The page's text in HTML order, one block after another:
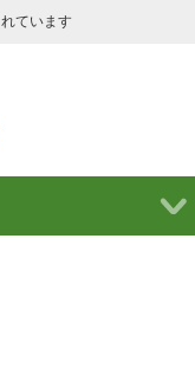
ています